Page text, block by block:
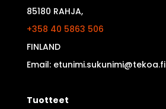
85180 RAHJA,
+358 40 5863 506
FINLAND
Email: etunimi.sukunimi@tekoa.fi
Tuotteet